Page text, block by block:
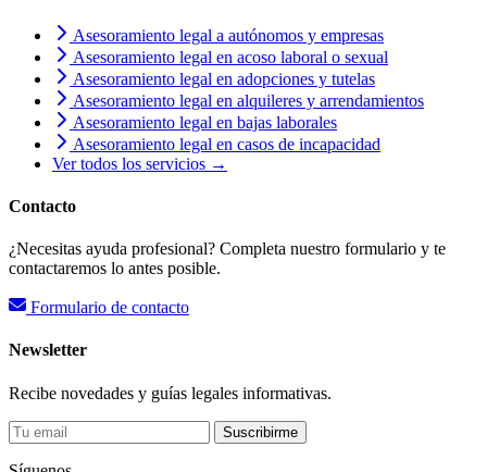
Asesoramiento legal a autónomos y empresas
Asesoramiento legal en acoso laboral o sexual
Asesoramiento legal en adopciones y tutelas
Asesoramiento legal en alquileres y arrendamientos
Asesoramiento legal en bajas laborales
Asesoramiento legal en casos de incapacidad
Ver todos los servicios →
Contacto
¿Necesitas ayuda profesional? Completa nuestro formulario y te
contactaremos lo antes posible.
Formulario de contacto
Newsletter
Recibe novedades y guías legales informativas.
Suscribirme